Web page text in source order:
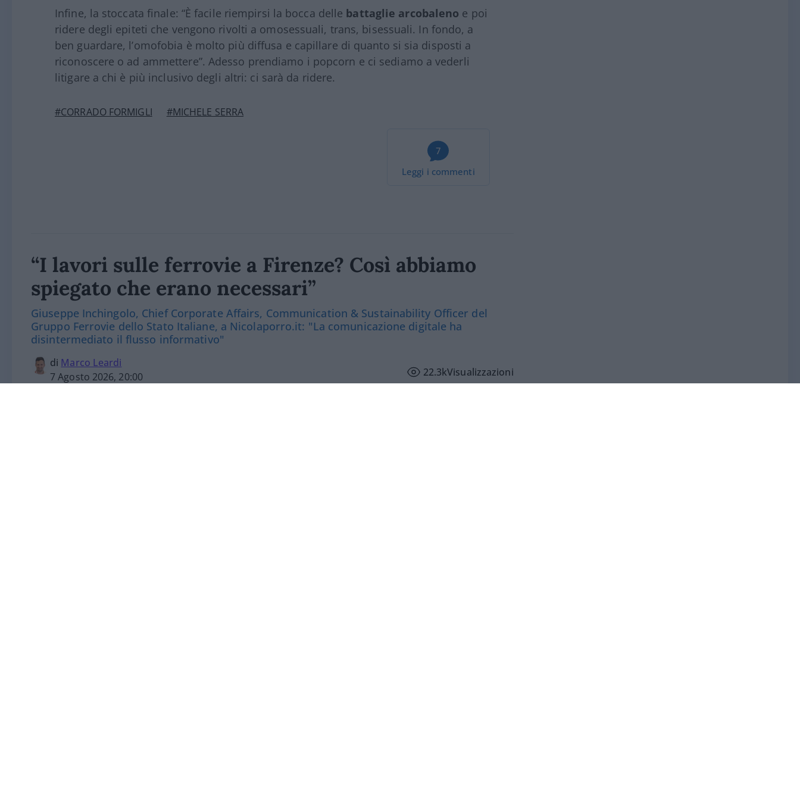
Infine, la stoccata finale: “È facile riempirsi la bocca delle battaglie arcobaleno e poi
ridere degli epiteti che vengono rivolti a omosessuali, trans, bisessuali. In fondo, a
ben guardare, l’omofobia è molto più diffusa e capillare di quanto si sia disposti a
riconoscere o ad ammettere”. Adesso prendiamo i popcorn e ci sediamo a vederli
litigare a chi è più inclusivo degli altri: ci sarà da ridere.
#CORRADO FORMIGLI #MICHELE SERRA
7
Leggi i commenti
“I lavori sulle ferrovie a Firenze? Così abbiamo
spiegato che erano necessari”
Giuseppe Inchingolo, Chief Corporate Affairs, Communication & Sustainability Officer del
Gruppo Ferrovie dello Stato Italiane, a Nicolaporro.it: "La comunicazione digitale ha
disintermediato il flusso informativo"
di Marco Leardi
7 Agosto 2026, 20:00
22.3kVisualizzazioni